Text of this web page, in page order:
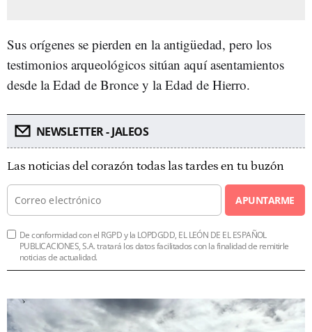
Sus orígenes se pierden en la antigüedad, pero los
testimonios arqueológicos sitúan aquí asentamientos
desde la Edad de Bronce y la Edad de Hierro.
NEWSLETTER - JALEOS
Las noticias del corazón todas las tardes en tu buzón
APUNTARME
De conformidad con el RGPD y la LOPDGDD, EL LEÓN DE EL ESPAÑOL
PUBLICACIONES, S.A. tratará los datos facilitados con la finalidad de remitirle
noticias de actualidad.